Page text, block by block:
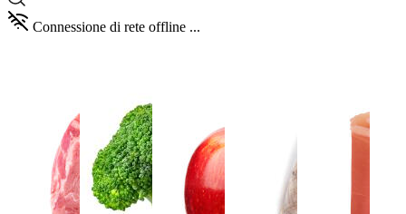
Connessione di rete offline ...